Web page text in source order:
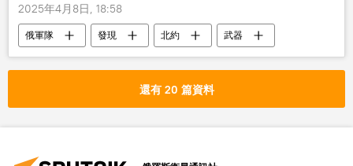
2025年4月8日, 18:58
俄軍隊 發現 北約
武器
彈藥
還有 20 篇資料